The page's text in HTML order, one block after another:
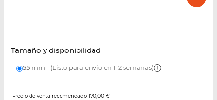
Tamaño y disponibilidad
55 mm (Listo para envío en 1-2 semanas)
Precio de venta recomendado 170,00 €